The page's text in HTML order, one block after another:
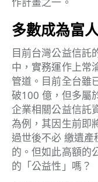
多數成為富
目前台灣公益信託
中，實務運作上常
管道。目前全台雖
破100 億，但多屬
企業相關公益信託
為例，其因生前即
過世後不必 繳遺產
的。但如此高額的
的「公益性」嗎？